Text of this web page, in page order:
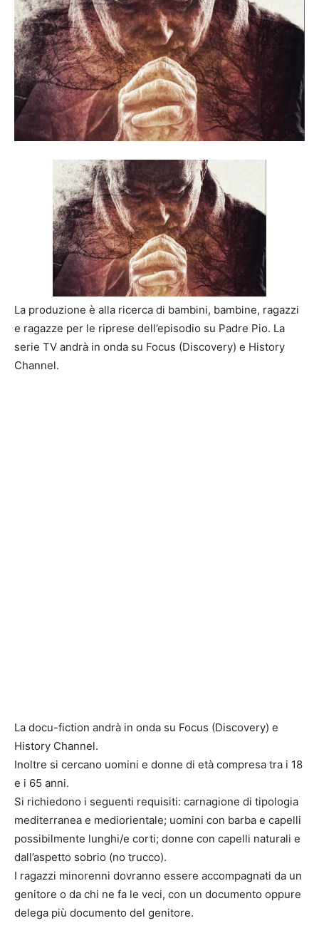
La produzione è alla ricerca di bambini, bambine, ragazzi
e ragazze per le riprese dell’episodio su Padre Pio. La
serie TV andrà in onda su Focus (Discovery) e History
Channel.
La docu-fiction andrà in onda su Focus (Discovery) e
History Channel.
Inoltre si cercano uomini e donne di età compresa tra i 18
e i 65 anni.
Si richiedono i seguenti requisiti: carnagione di tipologia
mediterranea e mediorientale; uomini con barba e capelli
possibilmente lunghi/e corti; donne con capelli naturali e
dall’aspetto sobrio (no trucco).
I ragazzi minorenni dovranno essere accompagnati da un
genitore o da chi ne fa le veci, con un documento oppure
delega più documento del genitore.